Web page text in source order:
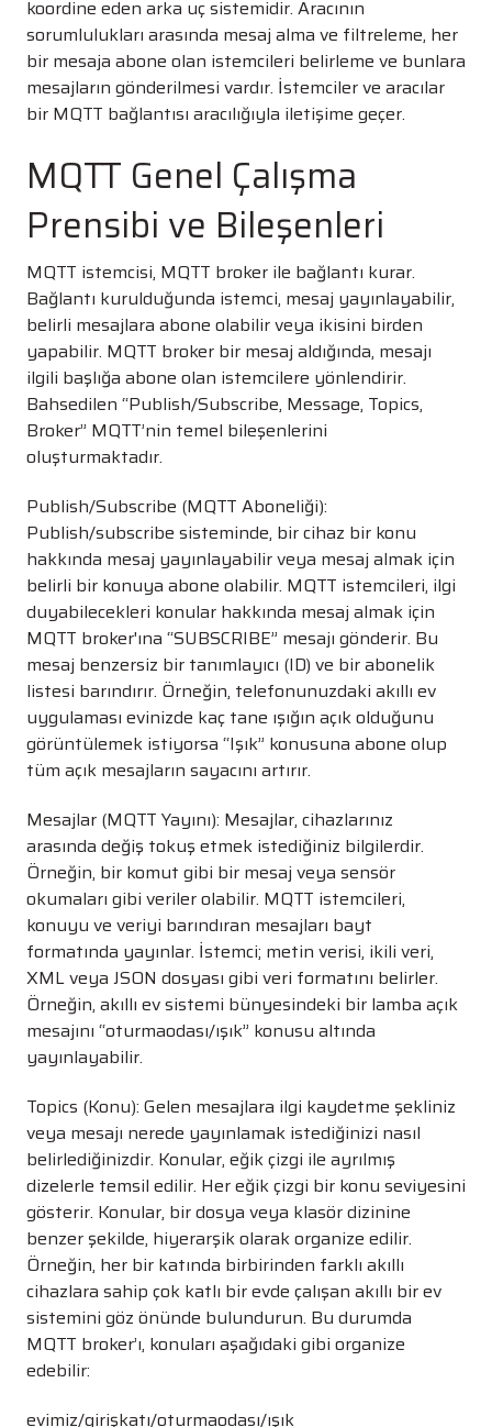
koordine eden arka uç sistemidir. Aracının
sorumlulukları arasında mesaj alma ve filtreleme, her
bir mesaja abone olan istemcileri belirleme ve bunlara
mesajların gönderilmesi vardır. İstemciler ve aracılar
bir MQTT bağlantısı aracılığıyla iletişime geçer.
MQTT Genel Çalışma
Prensibi ve Bileşenleri
MQTT istemcisi, MQTT broker ile bağlantı kurar.
Bağlantı kurulduğunda istemci, mesaj yayınlayabilir,
belirli mesajlara abone olabilir veya ikisini birden
yapabilir. MQTT broker bir mesaj aldığında, mesajı
ilgili başlığa abone olan istemcilere yönlendirir.
Bahsedilen “Publish/Subscribe, Message, Topics,
Broker” MQTT’nin temel bileşenlerini
oluşturmaktadır.
Publish/Subscribe (MQTT Aboneliği):
Publish/subscribe sisteminde, bir cihaz bir konu
hakkında mesaj yayınlayabilir veya mesaj almak için
belirli bir konuya abone olabilir. MQTT istemcileri, ilgi
duyabilecekleri konular hakkında mesaj almak için
MQTT broker'ına “SUBSCRIBE” mesajı gönderir. Bu
mesaj benzersiz bir tanımlayıcı (ID) ve bir abonelik
listesi barındırır. Örneğin, telefonunuzdaki akıllı ev
uygulaması evinizde kaç tane ışığın açık olduğunu
görüntülemek istiyorsa “Işık” konusuna abone olup
tüm açık mesajların sayacını artırır.
Mesajlar (MQTT Yayını): Mesajlar, cihazlarınız
arasında değiş tokuş etmek istediğiniz bilgilerdir.
Örneğin, bir komut gibi bir mesaj veya sensör
okumaları gibi veriler olabilir. MQTT istemcileri,
konuyu ve veriyi barındıran mesajları bayt
formatında yayınlar. İstemci; metin verisi, ikili veri,
XML veya JSON dosyası gibi veri formatını belirler.
Örneğin, akıllı ev sistemi bünyesindeki bir lamba açık
mesajını “oturmaodası/ışık” konusu altında
yayınlayabilir.
Topics (Konu): Gelen mesajlara ilgi kaydetme şekliniz
veya mesajı nerede yayınlamak istediğinizi nasıl
belirlediğinizdir. Konular, eğik çizgi ile ayrılmış
dizelerle temsil edilir. Her eğik çizgi bir konu seviyesini
gösterir. Konular, bir dosya veya klasör dizinine
benzer şekilde, hiyerarşik olarak organize edilir.
Örneğin, her bir katında birbirinden farklı akıllı
cihazlara sahip çok katlı bir evde çalışan akıllı bir ev
sistemini göz önünde bulundurun. Bu durumda
MQTT broker’ı, konuları aşağıdaki gibi organize
edebilir:
evimiz/girişkatı/oturmaodası/ışık